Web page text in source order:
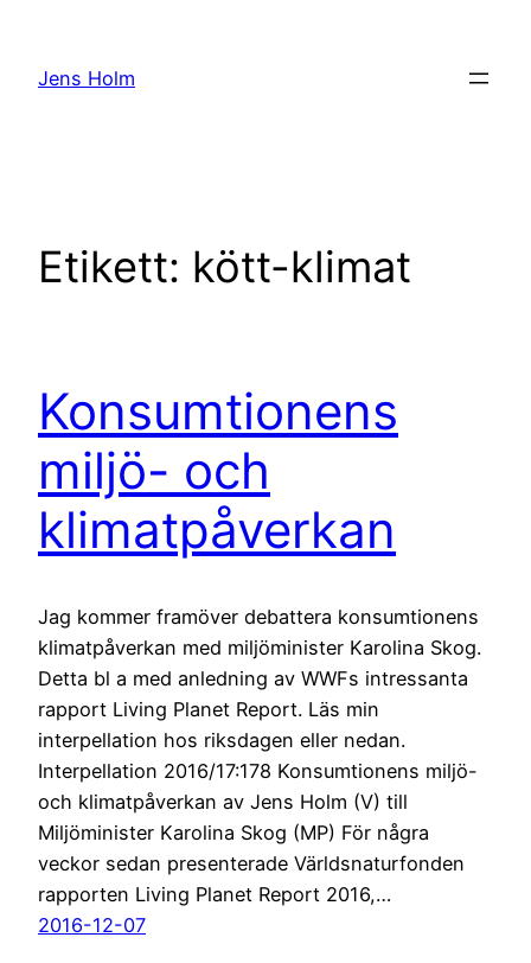
innehåll
Jens Holm
Etikett: kött-klimat
Konsumtionens
miljö- och
klimatpåverkan
Jag kommer framöver debattera konsumtionens
klimatpåverkan med miljöminister Karolina Skog.
Detta bl a med anledning av WWFs intressanta
rapport Living Planet Report. Läs min
interpellation hos riksdagen eller nedan.
Interpellation 2016/17:178 Konsumtionens miljö-
och klimatpåverkan av Jens Holm (V) till
Miljöminister Karolina Skog (MP) För några
veckor sedan presenterade Världsnaturfonden
rapporten Living Planet Report 2016,…
2016-12-07